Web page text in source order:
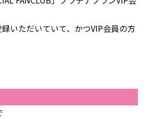
いただいていて、かつVIP会員の方